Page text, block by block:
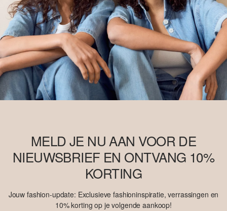
MELD JE NU AAN VOOR DE
NIEUWSBRIEF EN ONTVANG 10%
KORTING
Jouw fashion-update: Exclusieve fashioninspiratie, verrassingen en
10% korting op je volgende aankoop!